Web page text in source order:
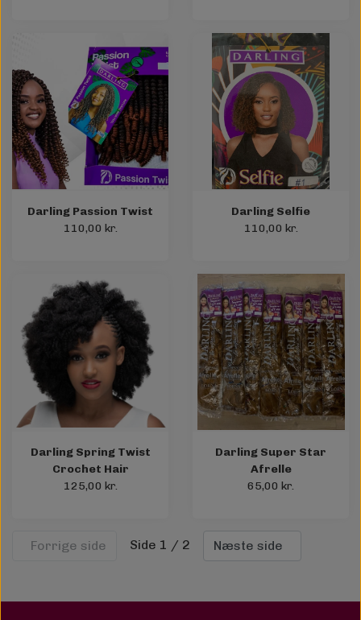
Darling Passion Twist
110,00 kr.
Darling Selfie
110,00 kr.
Darling Spring Twist
Crochet Hair
125,00 kr.
Darling Super Star
Afrelle
65,00 kr.
Forrige side Side 1 / 2 Næste side